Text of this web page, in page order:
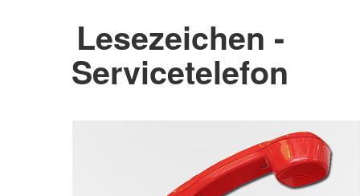
Lesezeichen -
Servicetelefon